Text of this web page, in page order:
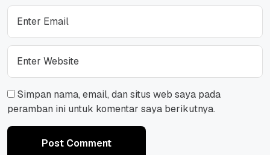
Simpan nama, email, dan situs web saya pada
peramban ini untuk komentar saya berikutnya.
Post Comment